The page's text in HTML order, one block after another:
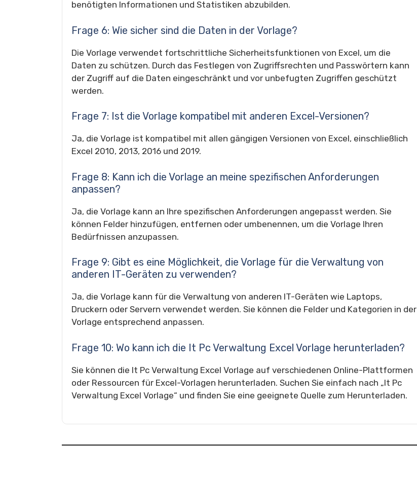
benötigten Informationen und Statistiken abzubilden.
Frage 6: Wie sicher sind die Daten in der Vorlage?
Die Vorlage verwendet fortschrittliche Sicherheitsfunktionen von Excel, um die
Daten zu schützen. Durch das Festlegen von Zugriffsrechten und Passwörtern kann
der Zugriff auf die Daten eingeschränkt und vor unbefugten Zugriffen geschützt
werden.
Frage 7: Ist die Vorlage kompatibel mit anderen Excel-Versionen?
Ja, die Vorlage ist kompatibel mit allen gängigen Versionen von Excel, einschließlich
Excel 2010, 2013, 2016 und 2019.
Frage 8: Kann ich die Vorlage an meine spezifischen Anforderungen
anpassen?
Ja, die Vorlage kann an Ihre spezifischen Anforderungen angepasst werden. Sie
können Felder hinzufügen, entfernen oder umbenennen, um die Vorlage Ihren
Bedürfnissen anzupassen.
Frage 9: Gibt es eine Möglichkeit, die Vorlage für die Verwaltung von
anderen IT-Geräten zu verwenden?
Ja, die Vorlage kann für die Verwaltung von anderen IT-Geräten wie Laptops,
Druckern oder Servern verwendet werden. Sie können die Felder und Kategorien in der
Vorlage entsprechend anpassen.
Frage 10: Wo kann ich die It Pc Verwaltung Excel Vorlage herunterladen?
Sie können die It Pc Verwaltung Excel Vorlage auf verschiedenen Online-Plattformen
oder Ressourcen für Excel-Vorlagen herunterladen. Suchen Sie einfach nach „It Pc
Verwaltung Excel Vorlage“ und finden Sie eine geeignete Quelle zum Herunterladen.